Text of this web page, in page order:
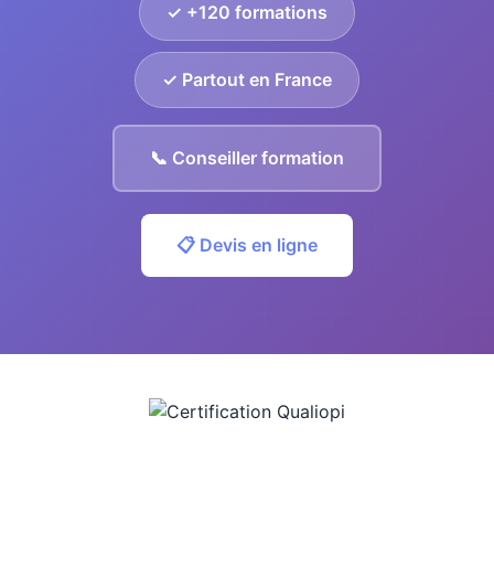
✓ +120 formations
✓ Partout en France
📞 Conseiller formation
📋 Devis en ligne